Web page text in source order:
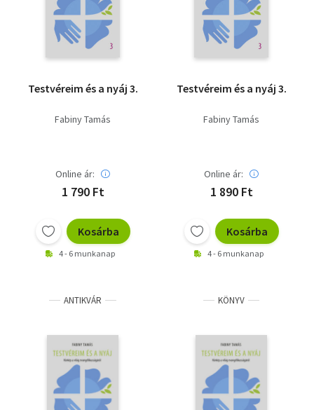
Testvéreim és a nyáj 3.
Fabiny Tamás
Online ár:
1 790 Ft
Kosárba
4 - 6 munkanap
Testvéreim és a nyáj 3.
Fabiny Tamás
Online ár:
1 890 Ft
Kosárba
4 - 6 munkanap
ANTIKVÁR KÖNYV